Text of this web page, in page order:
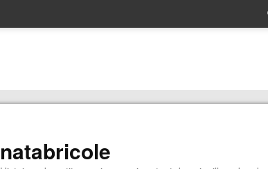
natabricole